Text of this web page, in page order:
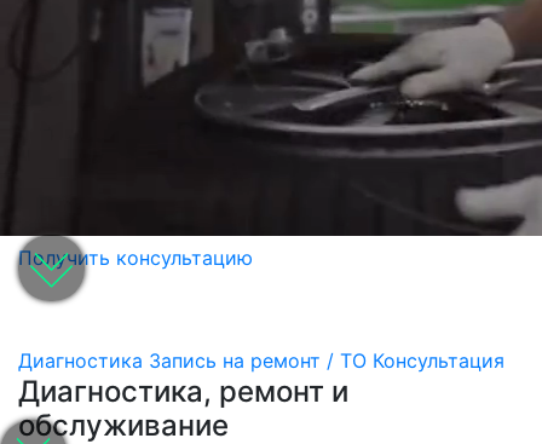
Получить консультацию
Диагностика Запись на ремонт / ТО Консультация
Диагностика, ремонт и
обслуживание